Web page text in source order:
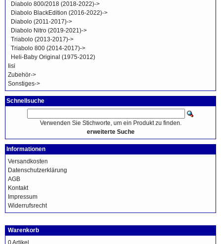
Diabolo 800/2018 (2018-2022)->
Diabolo BlackEdition (2016-2022)->
Diabolo (2011-2017)->
Diabolo Nitro (2019-2021)->
Triabolo (2013-2017)->
Triabolo 800 (2014-2017)->
Heli-Baby Original (1975-2012)
Iisi
Zubehör->
Sonstiges->
Schnellsuche
Verwenden Sie Stichworte, um ein Produkt zu finden.
erweiterte Suche
Informationen
Versandkosten
Datenschutzerklärung
AGB
Kontakt
Impressum
Widerrufsrecht
Warenkorb
0 Artikel